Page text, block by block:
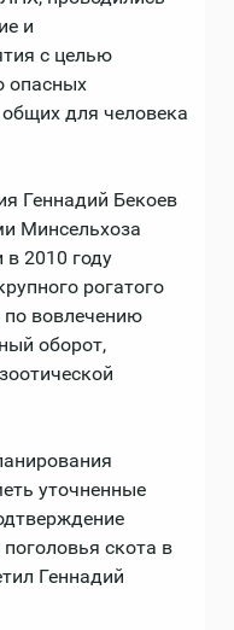
и
с целью
опасных
для человека
Геннадий Бекоев
Минсельхоза
2010 году
рогатого
по вовлечению
оборот,
уточненные
скота в
Геннадий